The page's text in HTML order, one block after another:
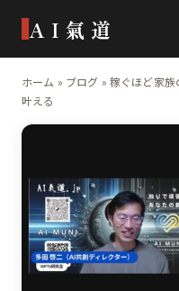
AI氣道
ホーム » ブログ » 稼ぐほど家族
叶える